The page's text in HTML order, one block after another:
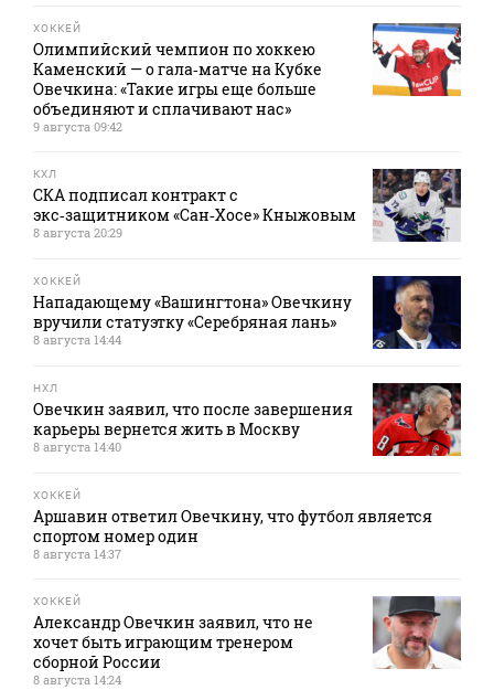
ХОККЕЙ
Олимпийский чемпион по хоккею
Каменский — о гала‑матче на Кубке
Овечкина: «Такие игры еще больше
объединяют и сплачивают нас»
9 августа 09:42
КХЛ
СКА подписал контракт с
экс‑защитником «Сан‑Хосе» Кныжовым
8 августа 20:29
ХОККЕЙ
Нападающему «Вашингтона» Овечкину
вручили статуэтку «Серебряная лань»
8 августа 14:44
НХЛ
Овечкин заявил, что после завершения
карьеры вернется жить в Москву
8 августа 14:40
ХОККЕЙ
Аршавин ответил Овечкину, что футбол является
спортом номер один
8 августа 14:37
ХОККЕЙ
Александр Овечкин заявил, что не
хочет быть играющим тренером
сборной России
8 августа 14:24